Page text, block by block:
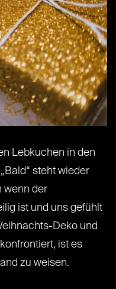
Lebkuchen in den
steht wieder
wenn der
ist und uns gefühlt
Deko und
ist es
zu weisen.